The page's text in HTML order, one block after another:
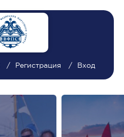
Регистрация Вход